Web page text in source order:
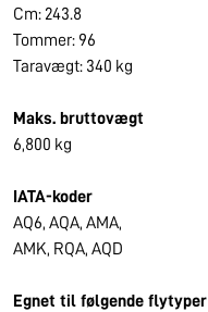
Cm: 243.8
Tommer: 96
Taravægt: 340 kg
Maks. bruttovægt
6,800 kg
IATA-koder
AQ6, AQA, AMA,
AMK, RQA, AQD
Egnet til følgende flytyper